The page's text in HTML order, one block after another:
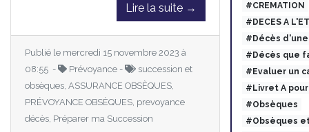
Lire la suite →
Publié le mercredi 15 novembre 2023 à
08:55 -
Prévoyance -
succession et
obsèques, ASSURANCE OBSÈQUES,
PRÉVOYANCE OBSÈQUES, prevoyance
décès, Préparer ma Succession
#CREMATION
#DECES A
#Décès
#Décès que
#Evaluer un
#Livret A
#Obsèques
#Obsèques